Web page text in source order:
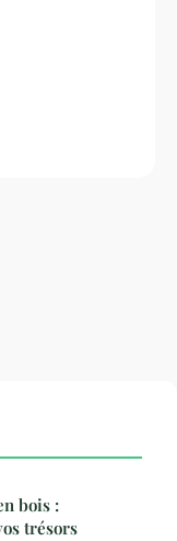
bois :
trésors